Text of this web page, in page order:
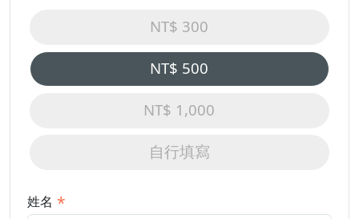
NT$ 300
NT$ 500
NT$ 1,000
自行填寫
姓名